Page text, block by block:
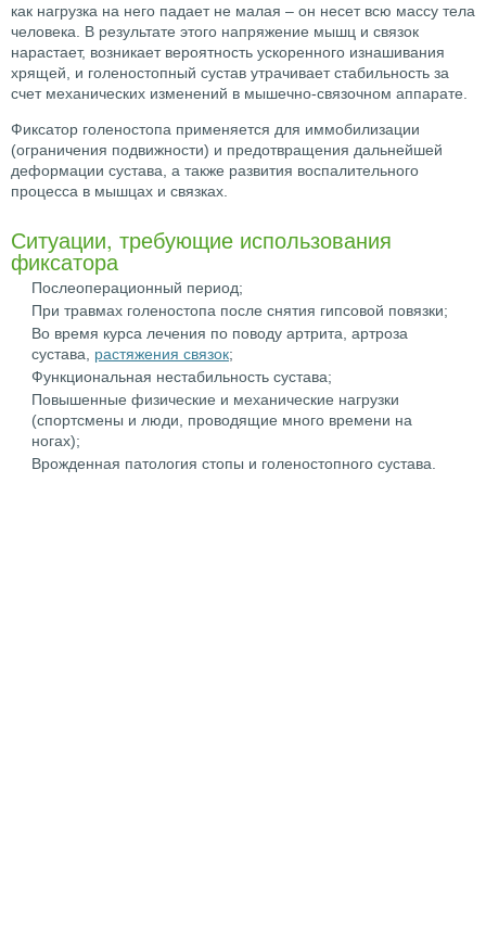
как нагрузка на него падает не малая – он несет всю массу тела
человека. В результате этого напряжение мышц и связок
нарастает, возникает вероятность ускоренного изнашивания
хрящей, и голеностопный сустав утрачивает стабильность за
счет механических изменений в мышечно-связочном аппарате.
Фиксатор голеностопа применяется для иммобилизации
(ограничения подвижности) и предотвращения дальнейшей
деформации сустава, а также развития воспалительного
процесса в мышцах и связках.
Ситуации, требующие использования
фиксатора
Послеоперационный период;
При травмах голеностопа после снятия гипсовой повязки;
Во время курса лечения по поводу артрита, артроза
сустава, растяжения связок;
Функциональная нестабильность сустава;
Повышенные физические и механические нагрузки
(спортсмены и люди, проводящие много времени на
ногах);
Врожденная патология стопы и голеностопного сустава.